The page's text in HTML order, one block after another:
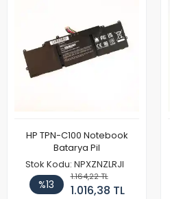
HP TPN-C100 Notebook
Batarya Pil
Stok Kodu: NPXZNZLRJI
%13
1.164,22 TL
1.016,38 TL